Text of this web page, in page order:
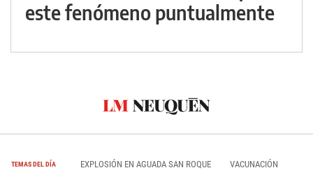
este fenómeno puntualmente
TEMAS DEL DÍA EXPLOSIÓN EN AGUADA SAN ROQUE VACUNACIÓN